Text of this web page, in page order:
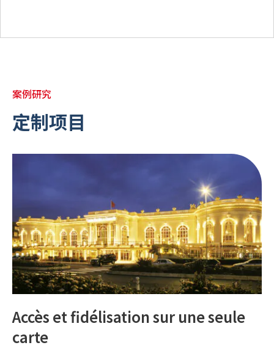
案例研究
定制项目
Accès et fidélisation sur une seule
carte